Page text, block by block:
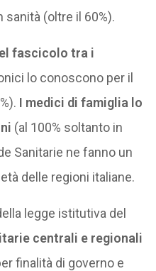
sanità (oltre il 60%).
fascicolo tra i
lo conoscono per il
I medici di famiglia lo
(al 100% soltanto in
Sanitarie ne fanno un
delle regioni italiane.
legge istitutiva del
centrali e regionali
finalità di governo e